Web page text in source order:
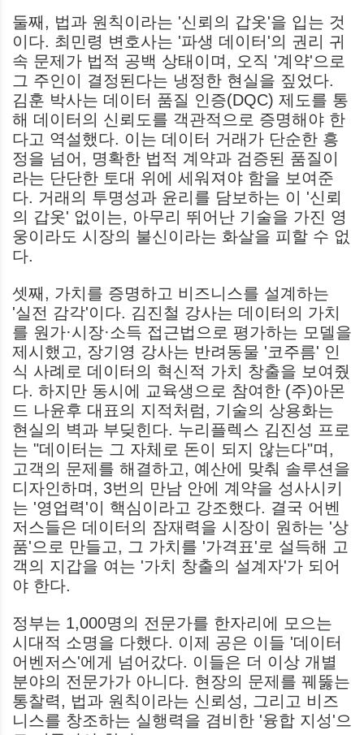
둘째, 법과 원칙이라는 '신뢰의 갑옷'을 입는 것
이다. 최민령 변호사는 '파생 데이터'의 권리 귀
속 문제가 법적 공백 상태이며, 오직 '계약'으로
그 주인이 결정된다는 냉정한 현실을 짚었다.
김훈 박사는 데이터 품질 인증(DQC) 제도를 통
해 데이터의 신뢰도를 객관적으로 증명해야 한
다고 역설했다. 이는 데이터 거래가 단순한 흥
정을 넘어, 명확한 법적 계약과 검증된 품질이
라는 단단한 토대 위에 세워져야 함을 보여준
다. 거래의 투명성과 윤리를 담보하는 이 '신뢰
의 갑옷' 없이는, 아무리 뛰어난 기술을 가진 영
웅이라도 시장의 불신이라는 화살을 피할 수 없
다.
셋째, 가치를 증명하고 비즈니스를 설계하는
'실전 감각'이다. 김진철 강사는 데이터의 가치
를 원가·시장·소득 접근법으로 평가하는 모델을
제시했고, 장기영 강사는 반려동물 '코주름' 인
식 사례로 데이터의 혁신적 가치 창출을 보여줬
다. 하지만 동시에 교육생으로 참여한 (주)아몬
드 나윤후 대표의 지적처럼, 기술의 상용화는
현실의 벽과 부딪힌다. 누리플렉스 김진성 프로
는 "데이터는 그 자체로 돈이 되지 않는다"며,
고객의 문제를 해결하고, 예산에 맞춰 솔루션을
디자인하며, 3번의 만남 안에 계약을 성사시키
는 '영업력'이 핵심이라고 강조했다. 결국 어벤
저스들은 데이터의 잠재력을 시장이 원하는 '상
품'으로 만들고, 그 가치를 '가격표'로 설득해 고
객의 지갑을 여는 '가치 창출의 설계자'가 되어
야 한다.
정부는 1,000명의 전문가를 한자리에 모으는
시대적 소명을 다했다. 이제 공은 이들 '데이터
어벤저스'에게 넘어갔다. 이들은 더 이상 개별
분야의 전문가가 아니다. 현장의 문제를 꿰뚫는
통찰력, 법과 원칙이라는 신뢰성, 그리고 비즈
니스를 창조하는 실행력을 겸비한 '융합 지성'으